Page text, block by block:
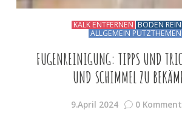
KALK ENTFERNEN BODEN
ALLGEMEIN PUTZTHEMEN
FUGENREINIGUNG: TIPPS UND
UND SCHIMMEL ZU
9.April 2024 0